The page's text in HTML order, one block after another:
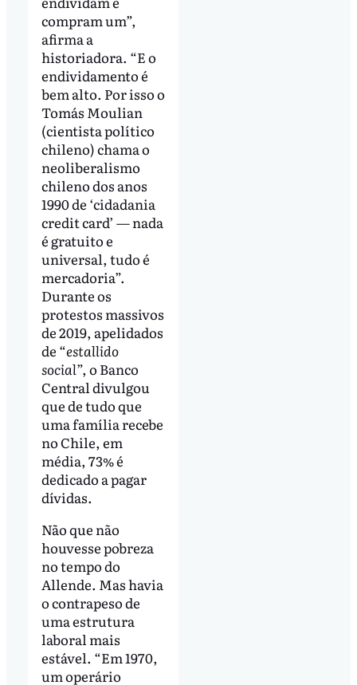
compram um”,
afirma a
historiadora. “E o
endividamento é
bem alto. Por isso o
Tomás Moulian
(cientista político
chileno) chama o
neoliberalismo
chileno dos anos
1990 de ‘cidadania
credit card’ — nada
é gratuito e
universal, tudo é
mercadoria”.
Durante os
protestos massivos
de 2019, apelidados
de “estallido
social”, o Banco
Central divulgou
que de tudo que
uma família recebe
no Chile, em
média, 73% é
dedicado a pagar
dívidas.
Não que não
houvesse pobreza
no tempo do
Allende. Mas havia
o contrapeso de
uma estrutura
laboral mais
estável. “Em 1970,
um operário